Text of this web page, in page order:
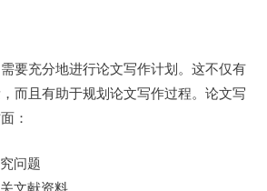
要充分地进行论文写作计划。这不仅有
而且有助于规划论文写作过程。论文写
：
问题